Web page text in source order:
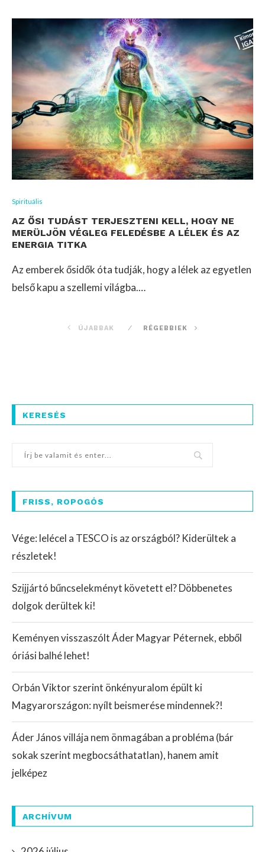
Spirituális
AZ ŐSI TUDÁST TERJESZTENI KELL, HOGY NE
MERÜLJÖN VÉGLEG FELEDÉSBE A LÉLEK ÉS AZ
ENERGIA TITKA
Az emberek ősidők óta tudják, hogy a lélek az egyetlen
belső kapu a szellemi világba.…
ÚJABBAK RÉGEBBIEK
KERESÉS
FRISS, ROPOGÓS
Vége: lelécel a TESCO is az országból? Kiderültek a
részletek!
Szijjártó bűncselekményt követett el? Döbbenetes
dolgok derültek ki!
Keményen visszaszólt Áder Magyar Péternek, ebből
óriási balhé lehet!
Orbán Viktor szerint önkényuralom épült ki
Magyarországon: nyílt beismerése mindennek?!
Áder János villája nem önmagában a probléma (bár
sokak szerint megbocsáthatatlan), hanem amit
jelképez
ARCHÍVUM